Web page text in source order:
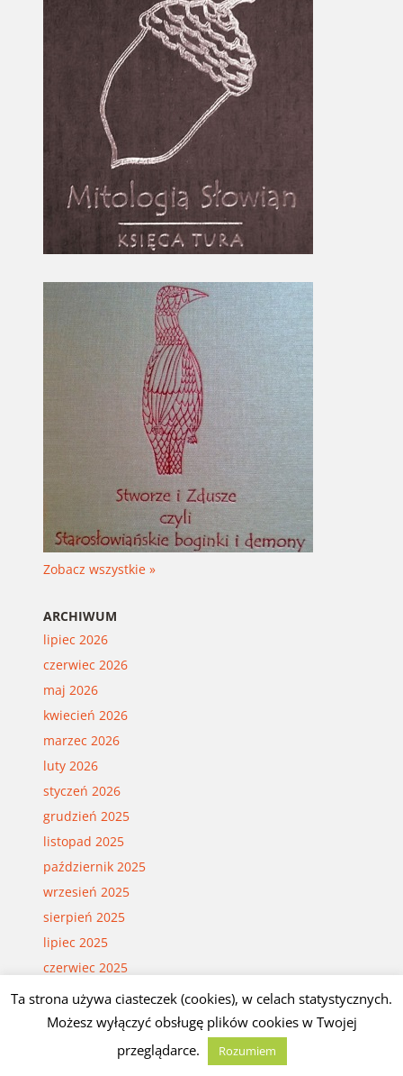
Zobacz wszystkie »
ARCHIWUM
lipiec 2026
czerwiec 2026
maj 2026
kwiecień 2026
marzec 2026
luty 2026
styczeń 2026
grudzień 2025
listopad 2025
październik 2025
wrzesień 2025
sierpień 2025
lipiec 2025
czerwiec 2025
maj 2025
kwiecień 2025
Ta strona używa ciasteczek (cookies), w celach statystycznych.
Możesz wyłączyć obsługę plików cookies w Twojej
przeglądarce.
Rozumiem